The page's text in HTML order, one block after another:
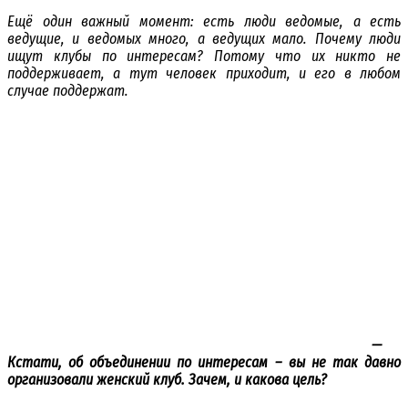
Ещё один важный момент: есть люди ведомые, а есть
ведущие, и ведомых много, а ведущих мало. Почему люди
ищут клубы по интересам? Потому что их никто не
поддерживает, а тут человек приходит, и его в любом
случае поддержат.
—
Кстати, об объединении по интересам – вы не так давно
организовали женский клуб. Зачем, и какова цель?